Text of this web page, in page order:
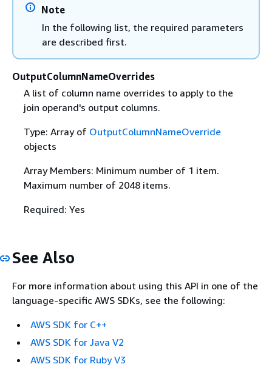
Note
In the following list, the required parameters
are described first.
OutputColumnNameOverrides
A list of column name overrides to apply to the
join operand's output columns.
Type: Array of OutputColumnNameOverride
objects
Array Members: Minimum number of 1 item.
Maximum number of 2048 items.
Required: Yes
See Also
For more information about using this API in one of the
language-specific AWS SDKs, see the following:
AWS SDK for C++
AWS SDK for Java V2
AWS SDK for Ruby V3